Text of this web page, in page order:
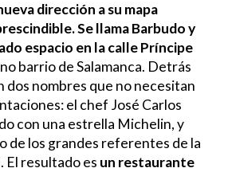
dirección a su mapa
Se llama Barbudo y
espacio en la calle Príncipe
barrio de Salamanca. Detrás
dos nombres que no necesitan
el chef José Carlos
con una estrella Michelin, y
de los grandes referentes de la
El resultado es un restaurante